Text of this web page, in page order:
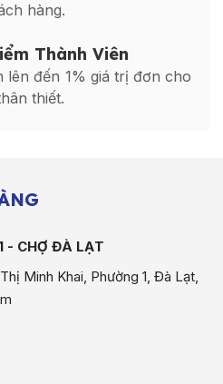
hàng.
Thành Viên
lên đến 1% giá trị đơn cho
thiết.
- CHỢ ĐÀ LẠT
Minh Khai, Phường 1, Đà Lạt,